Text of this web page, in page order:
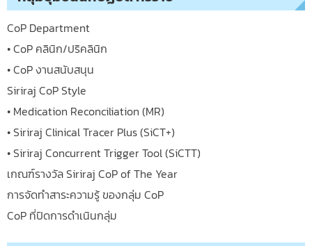
CoP Department
• CoP คลินิก/ปริคลินิก
• CoP งานสนับสนุน
Siriraj CoP Style
• Medication Reconciliation (MR)
• Siriraj Clinical Tracer Plus (SiCT+)
• Siriraj Concurrent Trigger Tool (SiCTT)
เกณฑ์รางวัล Siriraj CoP of The Year
การจัดทำสาระความรู้ ของกลุ่ม CoP
CoP ที่ปิดการดำเนินกลุ่ม